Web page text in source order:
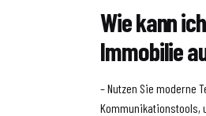
Wie kann
Immobilie
– Nutzen Sie moderne
Kommunikationstools,